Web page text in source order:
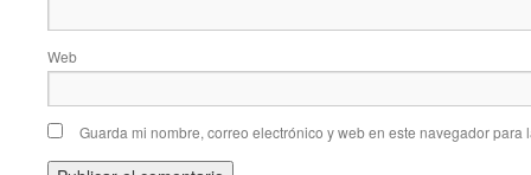
Web
Guarda mi nombre, correo electrónico y web en este navegador para